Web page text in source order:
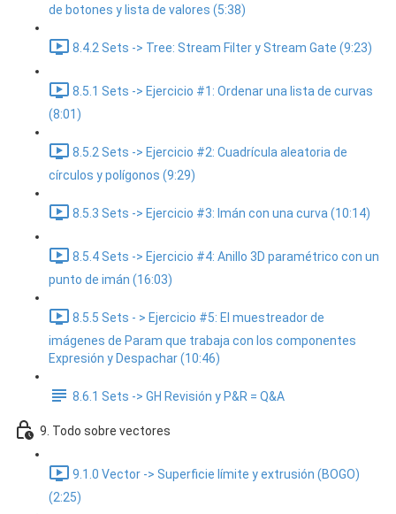
de botones y lista de valores (5:38)
8.4.2 Sets -> Tree: Stream Filter y Stream Gate (9:23)
8.5.1 Sets -> Ejercicio #1: Ordenar una lista de curvas
(8:01)
8.5.2 Sets -> Ejercicio #2: Cuadrícula aleatoria de
círculos y polígonos (9:29)
8.5.3 Sets -> Ejercicio #3: Imán con una curva (10:14)
8.5.4 Sets -> Ejercicio #4: Anillo 3D paramétrico con un
punto de imán (16:03)
8.5.5 Sets - > Ejercicio #5: El muestreador de
imágenes de Param que trabaja con los componentes
Expresión y Despachar (10:46)
8.6.1 Sets -> GH Revisión y P&R = Q&A
9. Todo sobre vectores
9.1.0 Vector -> Superficie límite y extrusión (BOGO)
(2:25)